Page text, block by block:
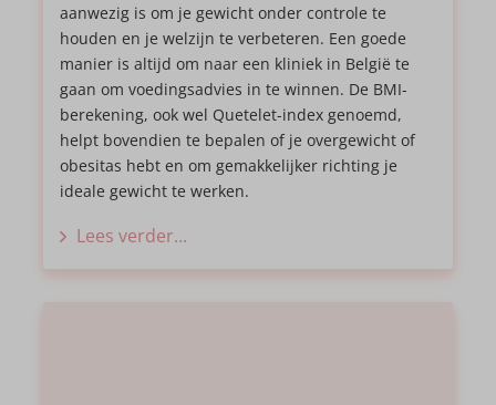
aanwezig is om je gewicht onder controle te
houden en je welzijn te verbeteren. Een goede
manier is altijd om naar een kliniek in België te
gaan om voedingsadvies in te winnen. De BMI-
berekening, ook wel Quetelet-index genoemd,
helpt bovendien te bepalen of je overgewicht of
obesitas hebt en om gemakkelijker richting je
ideale gewicht te werken.
Lees verder...